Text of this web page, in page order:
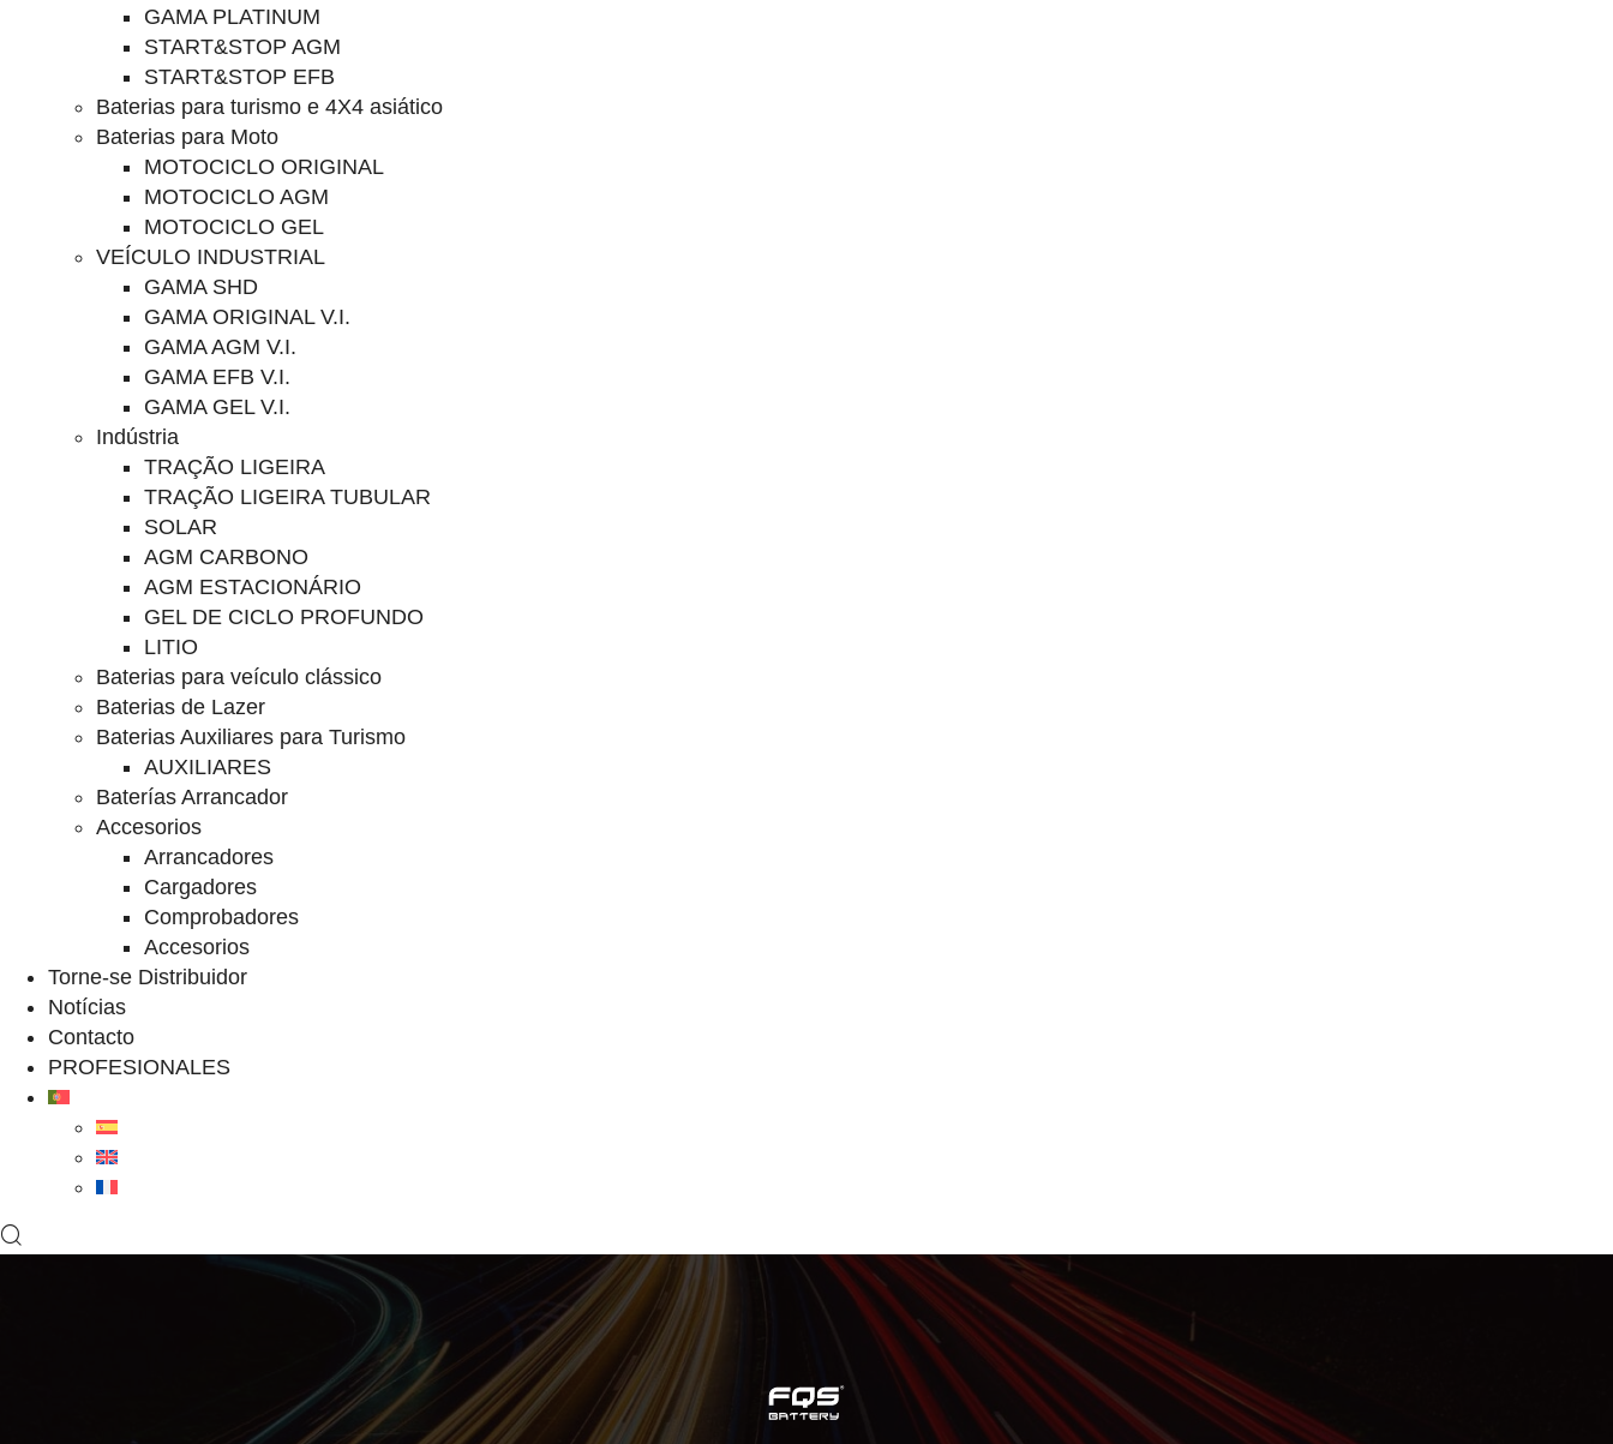
GAMA PLATINUM
START&STOP AGM
START&STOP EFB
Baterias para turismo e 4X4 asiático
Baterias para Moto
MOTOCICLO ORIGINAL
MOTOCICLO AGM
MOTOCICLO GEL
VEÍCULO INDUSTRIAL
GAMA SHD
GAMA ORIGINAL V.I.
GAMA AGM V.I.
GAMA EFB V.I.
GAMA GEL V.I.
Indústria
TRAÇÃO LIGEIRA
TRAÇÃO LIGEIRA TUBULAR
SOLAR
AGM CARBONO
AGM ESTACIONÁRIO
GEL DE CICLO PROFUNDO
LITIO
Baterias para veículo clássico
Baterias de Lazer
Baterias Auxiliares para Turismo
AUXILIARES
Baterías Arrancador
Accesorios
Arrancadores
Cargadores
Comprobadores
Accesorios
Torne-se Distribuidor
Notícias
Contacto
PROFESIONALES